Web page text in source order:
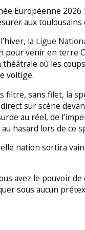
Européenne 2026 :
aux toulousains
la Ligue
pour venir en terre
théâtrale où les
voltige.
filtre, sans filet, la
sur scène
au réel, de
hasard lors de ce
nation sortira
avez le pouvoir de
sous aucun